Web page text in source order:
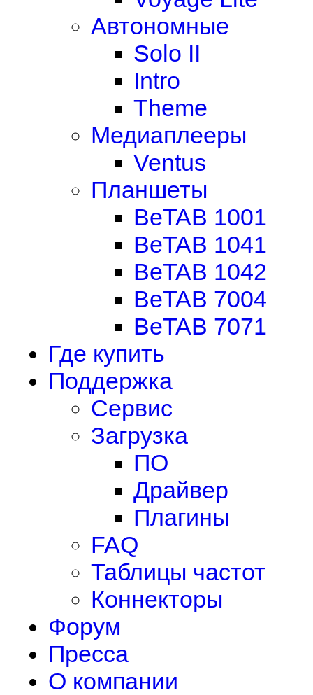
Автономные
Solo II
Intro
Theme
Медиаплееры
Ventus
Планшеты
BeTAB 1001
BeTAB 1041
BeTAB 1042
BeTAB 7004
BeTAB 7071
Где купить
Поддержка
Сервис
Загрузка
ПО
Драйвер
Плагины
FAQ
Таблицы частот
Коннекторы
Форум
Пресса
О компании